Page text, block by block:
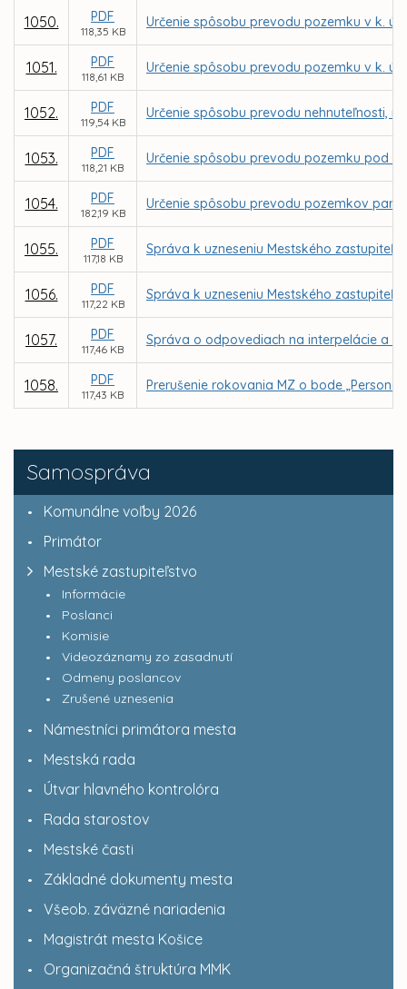
Samospráva
Komunálne voľby 2026
Primátor
Mestské zastupiteľstvo
Informácie
Poslanci
Komisie
Videozáznamy zo zasadnutí
Odmeny poslancov
Zrušené uznesenia
Námestníci primátora mesta
Mestská rada
Útvar hlavného kontrolóra
Rada starostov
Mestské časti
Základné dokumenty mesta
Všeob. záväzné nariadenia
Magistrát mesta Košice
Organizačná štruktúra MMK
1050. PDF
118,35 KB
Určenie spôsobu prevodu pozemku v k. ú.
1051. PDF
118,61 KB
Určenie spôsobu prevodu pozemku v k.
1052. PDF
119,54 KB
Určenie spôsobu prevodu nehnuteľnosti,
1053. PDF
118,21 KB
Určenie spôsobu prevodu pozemku pod
1054. PDF
182,19 KB
Určenie spôsobu prevodu pozemkov parc.
1055. PDF
117,18 KB
Správa k uzneseniu Mestského
1056. PDF
117,22 KB
Správa k uzneseniu Mestského
1057. PDF
117,46 KB
Správa o odpovediach na interpelácie a
1058. PDF
117,43 KB
Prerušenie rokovania MZ o bode